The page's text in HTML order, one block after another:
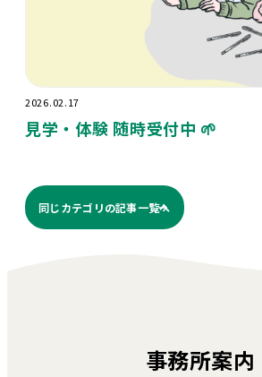
2026.02.17
見学・体験 随時受付中 🌱
同じカテゴリの記事⼀覧へ
事務所案内